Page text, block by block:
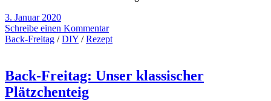
3. Januar 2020
Schreibe einen Kommentar
Back-Freitag /DIY /Rezept
Back-Freitag: Unser klassischer
Plätzchenteig